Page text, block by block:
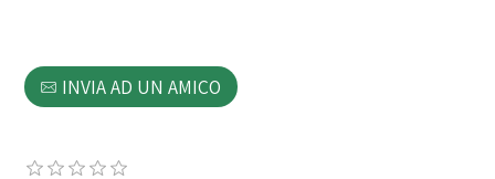
INVIA AD UN AMICO